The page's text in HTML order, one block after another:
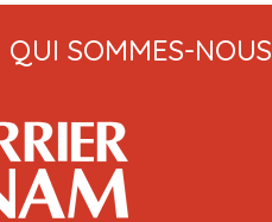
QUI SOMMES-NOUS